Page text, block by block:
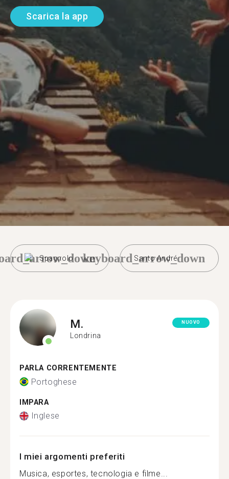
Scarica la app
Spagnolo Santo André
keyboard_arrow_down
M.
Londrina
NUOVO
PARLA CORRENTEMENTE
Portoghese
IMPARA
Inglese
I miei argomenti preferiti
Musica, esportes, tecnologia e filme...